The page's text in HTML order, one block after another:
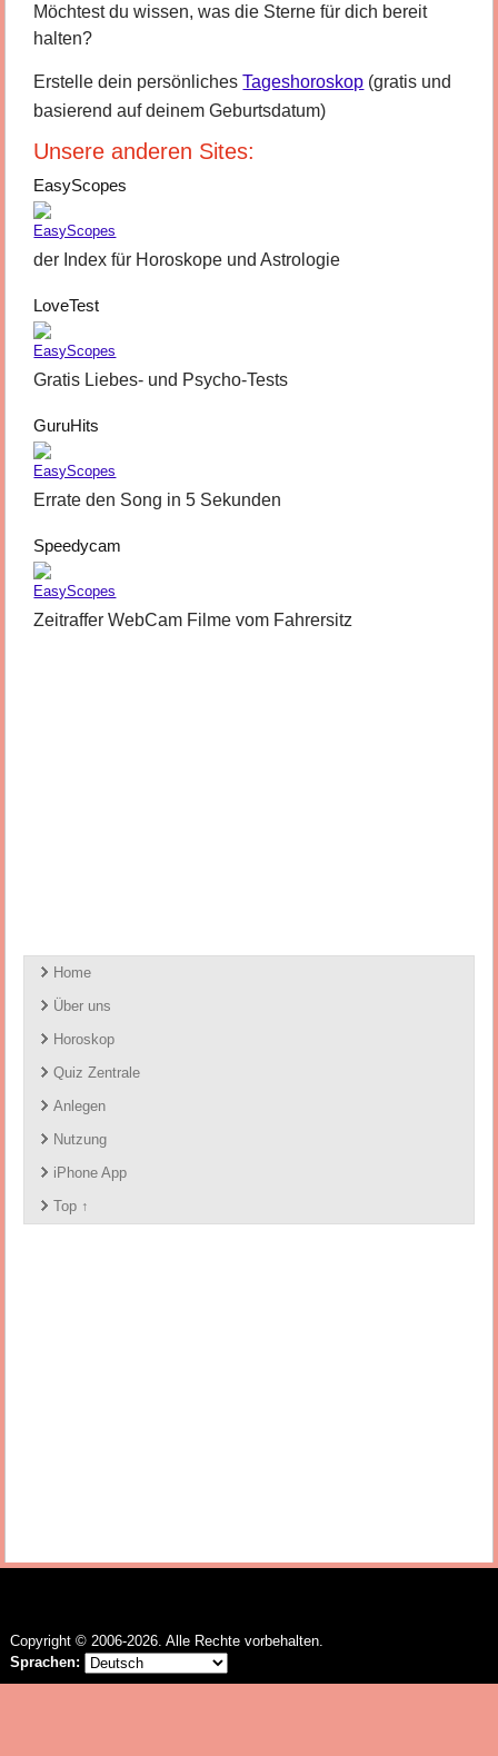
Möchtest du wissen, was die Sterne für dich bereit
halten?
Erstelle dein persönlichesTageshoroskop (gratis und
basierend auf deinem Geburtsdatum)
Unsere anderen Sites:
EasyScopes
der Index für Horoskope und Astrologie
LoveTest
Gratis Liebes- und Psycho-Tests
GuruHits
Errate den Song in 5 Sekunden
Speedycam
Zeitraffer WebCam Filme vom Fahrersitz
Home
Über uns
Horoskop
Quiz Zentrale
Anlegen
Nutzung
iPhone App
Top ↑
Copyright© 2006-2026. Alle Rechte vorbehalten.
Sprachen: